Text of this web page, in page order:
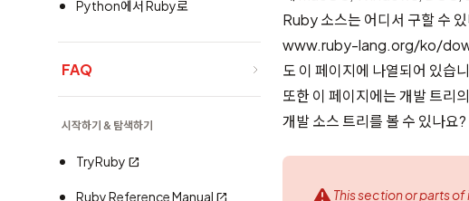
Python에서 Ruby로
FAQ
시작하기 & 탐색하기
TryRuby
Ruby Reference Manual
Ruby 소스는 어디서 구할 수
www.ruby-lang.org/ko/
도 이 페이지에 나열되어 있습
또한 이 페이지에는 개발 트리
개발 소스 트리를 볼 수 있나요?
This section or parts